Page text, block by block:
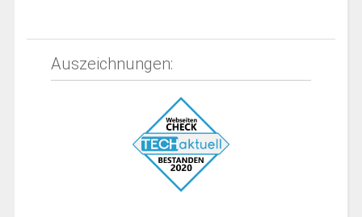
Auszeichnungen: